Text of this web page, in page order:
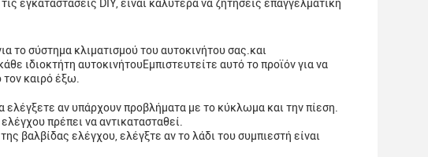
εγκαταστάσεις DIY, είναι καλύτερα να ζητήσεις επαγγελματική
το σύστημα κλιματισμού του αυτοκινήτου σας.και
ιδιοκτήτη αυτοκινήτουΕμπιστευτείτε αυτό το προϊόν για να
καιρό έξω.
ελέγξετε αν υπάρχουν προβλήματα με το κύκλωμα και την πίεση.
πρέπει να αντικατασταθεί.
βαλβίδας ελέγχου, ελέγξτε αν το λάδι του συμπιεστή είναι